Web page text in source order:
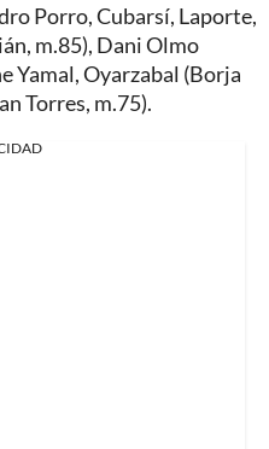
Porro, Cubarsí, Laporte,
m.85), Dani Olmo
Yamal, Oyarzabal (Borja
Torres, m.75).